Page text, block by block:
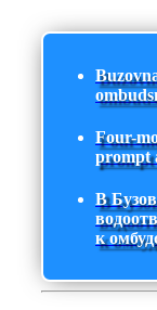
Four-
prompt
В
к